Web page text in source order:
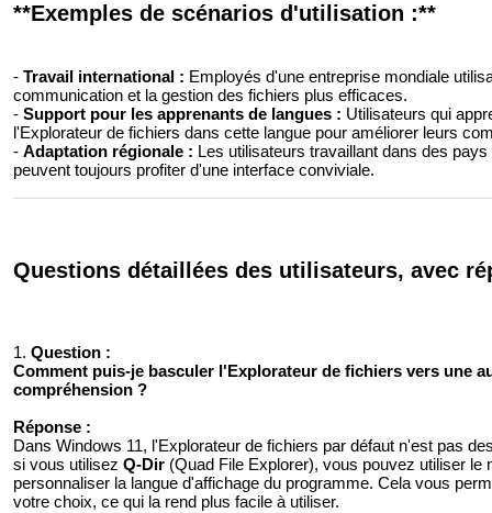
**Exemples de scénarios d'utilisation :**
- Travail international : Employés d'une entreprise mondiale
communication et la gestion des fichiers plus efficaces.
- Support pour les apprenants de langues : Utilisateurs qui
l'Explorateur de fichiers dans cette langue pour améliorer leurs
- Adaptation régionale : Les utilisateurs travaillant dans des
peuvent toujours profiter d'une interface conviviale.
Questions détaillées des utilisateurs, avec
1. Question :
Comment puis-je basculer l'Explorateur de fichiers vers une
compréhension ?
Réponse :
Dans Windows 11, l'Explorateur de fichiers par défaut n'est pas
si vous utilisez Q-Dir (Quad File Explorer), vous pouvez utiliser le
personnaliser la langue d'affichage du programme. Cela vous
votre choix, ce qui la rend plus facile à utiliser.